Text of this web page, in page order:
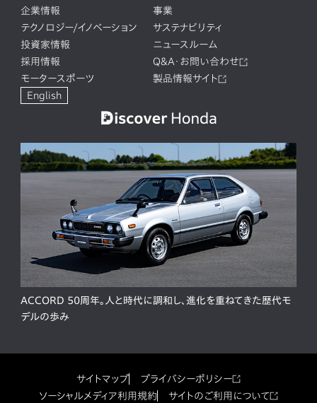
企業情報
事業
テクノロジー/イノベーション
サステナビリティ
投資家情報
ニュースルーム
採用情報
Q&A・お問い合わせ
モータースポーツ
製品情報サイト
English
ACCORD 50周年。人と時代に調和し、進化を重ねてきた歴代モ
デルの歩み
サイトマップ
プライバシーポリシー
ソーシャルメディア利用規約
サイトのご利用について